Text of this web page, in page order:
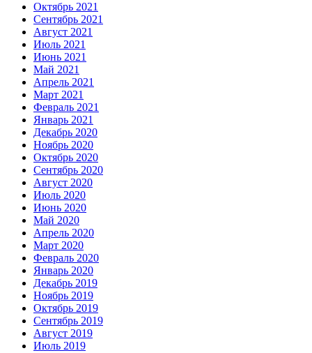
Октябрь 2021
Сентябрь 2021
Август 2021
Июль 2021
Июнь 2021
Май 2021
Апрель 2021
Март 2021
Февраль 2021
Январь 2021
Декабрь 2020
Ноябрь 2020
Октябрь 2020
Сентябрь 2020
Август 2020
Июль 2020
Июнь 2020
Май 2020
Апрель 2020
Март 2020
Февраль 2020
Январь 2020
Декабрь 2019
Ноябрь 2019
Октябрь 2019
Сентябрь 2019
Август 2019
Июль 2019